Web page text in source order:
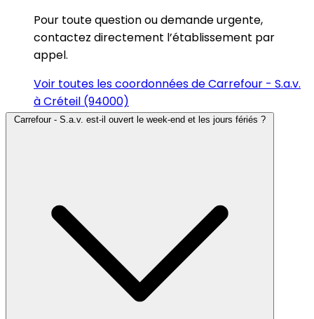
Pour toute question ou demande urgente,
contactez directement l’établissement par
appel.
Voir toutes les coordonnées de Carrefour - S.a.v.
à Créteil (94000)
Carrefour - S.a.v. est-il ouvert le week-end et les jours fériés ?